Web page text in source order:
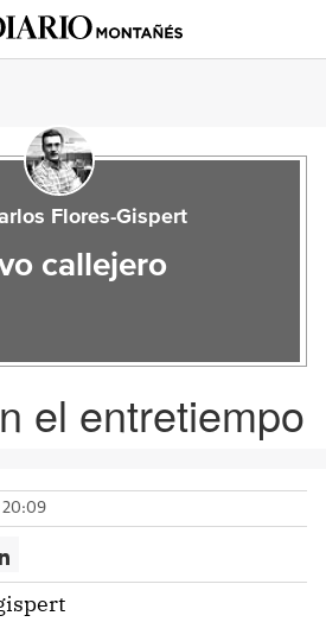
Flores-Gispert
callejero
el entretiempo
20:09